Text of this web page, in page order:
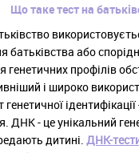
Що таке тест на
батьківства або
генетичних профілів
і широко
генетичної
ДНК - це унікальний
дитині. ДНК-